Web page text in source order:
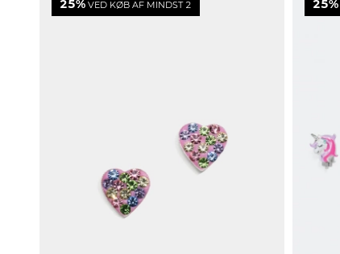
25% VED KØB AF MINDST 2 25%